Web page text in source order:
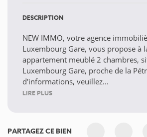
DESCRIPTION
NEW IMMO, votre agence
Luxembourg Gare, vous propose à
appartement meublé 2 chambres,
Luxembourg Gare, proche de la
d'informations, veuillez...
LIRE PLUS
PARTAGEZ CE BIEN